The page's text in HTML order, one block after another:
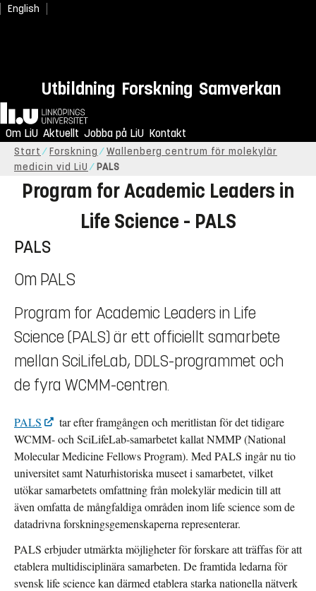
English
Utbildning Forskning Samverkan
Hem
Om LiU Aktuellt Jobba på LiU Kontakt
Start Forskning
Wallenberg centrum för molekylär
medicin vid LiU
PALS
Program for Academic Leaders in
Life Science - PALS
PALS
Om PALS
Program for Academic Leaders in Life
Science (PALS) är ett officiellt samarbete
mellan SciLifeLab, DDLS-programmet och
de fyra WCMM-centren.
PALS
tar efter framgången och meritlistan för det tidigare
WCMM- och SciLifeLab-samarbetet kallat NMMP (National
Molecular Medicine Fellows Program). Med PALS ingår nu tio
universitet samt Naturhistoriska museet i samarbetet, vilket
utökar samarbetets omfattning från molekylär medicin till att
även omfatta de mångfaldiga områden inom life science som de
datadrivna forskningsgemenskaperna representerar.
PALS erbjuder utmärkta möjligheter för forskare att träffas för att
etablera multidisciplinära samarbeten. De framtida ledarna för
svensk life science kan därmed etablera starka nationella nätverk